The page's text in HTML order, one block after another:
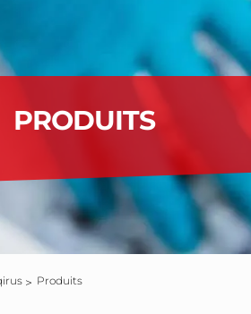
PRODUITS
Produits